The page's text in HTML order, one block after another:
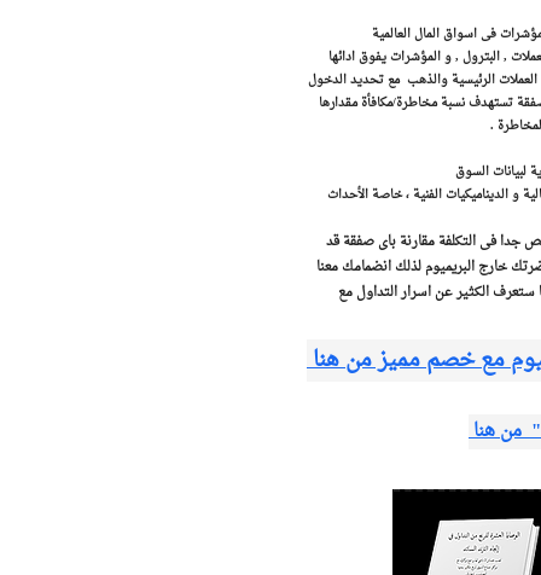
فى اسواق المال العالمية
, البترول , و المؤشرات يفوق ادائها
العملات الرئيسية والذهب مع تحديد الدخول
التوصيات أرباح بين 250 و 500 نقطة . كل صفقة تستهدف نسبة مخاطرة/مكافأة مقدارها
لبيانات السوق
و الديناميكيات الفنية ، خاصة الأحداث
جدا فى التكلفة مقارنة باى صفقة قد
خارج البريميوم لذلك انضمامك معنا
الكثير عن اسرار التداول مع
مع خصم مميز من هنا
" من هنا